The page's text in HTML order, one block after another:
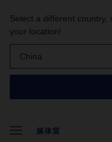
Select a different
your location!
China
媒体室